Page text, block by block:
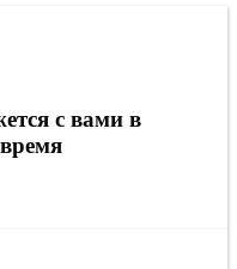
с вами в